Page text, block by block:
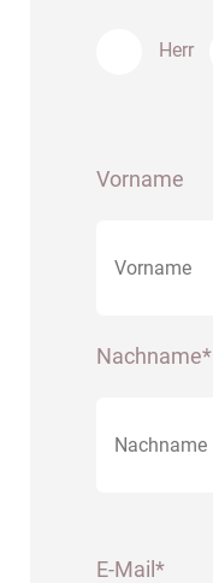
Herr
Vorname
Nachname*
E-Mail*